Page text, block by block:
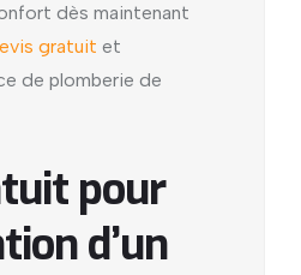
dès maintenant
gratuit et
de plomberie de
pour
d’un